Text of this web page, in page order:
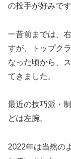
の投手が好みです
一昔前までは、
すが、トップク
なった頃から、
てきました。
最近の技巧派・
どは左腕。
2022年は当然の